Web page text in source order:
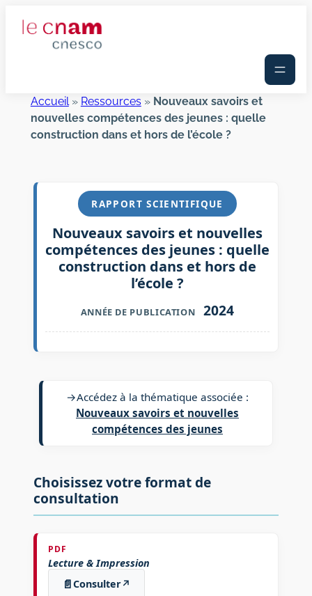
Accueil» Ressources» Nouveaux savoirs et
nouvelles compétences des jeunes : quelle
construction dans et hors de l’école ?
RAPPORT SCIENTIFIQUE
Nouveaux savoirs et nouvelles
compétences des jeunes : quelle
construction dans et hors de
l’école ?
ANNÉE DE PUBLICATION 2024
→Accédez à la thématique associée :
Nouveaux savoirs et nouvelles
compétences des jeunes
Choisissez votre format de
consultation
PDF
Lecture & Impression
📄Consulter↗